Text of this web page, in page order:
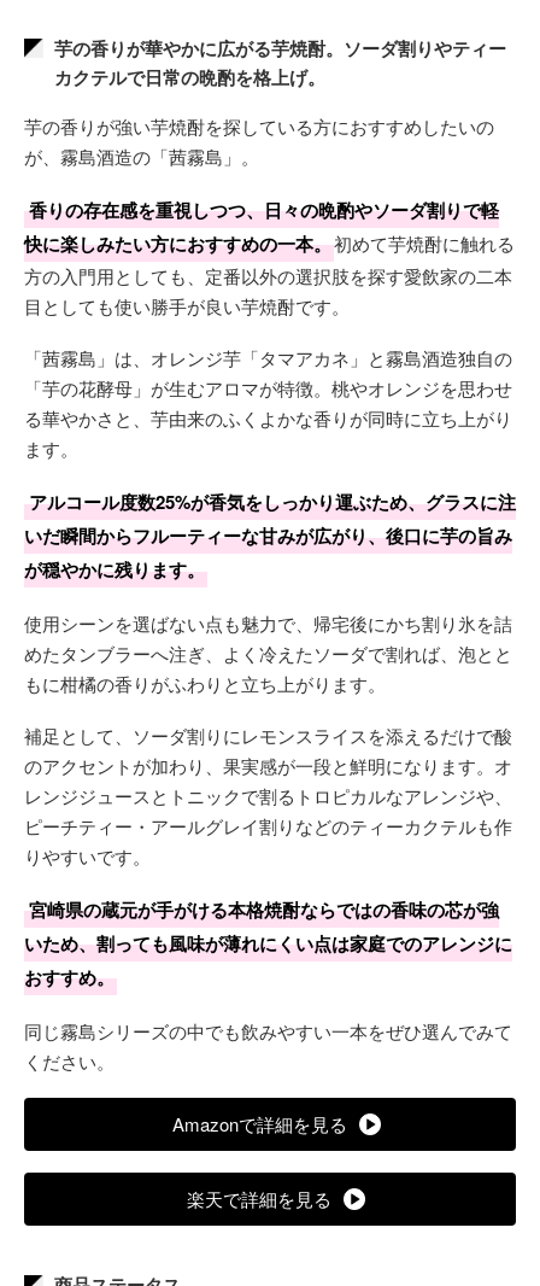
芋の香りが華やかに広がる芋焼酎。ソーダ割りやティー
カクテルで日常の晩酌を格上げ。
芋の香りが強い芋焼酎を探している方におすすめしたいの
が、霧島酒造の「茜霧島」。
香りの存在感を重視しつつ、日々の晩酌やソーダ割りで軽
快に楽しみたい方におすすめの一本。初めて芋焼酎に触れる
方の入門用としても、定番以外の選択肢を探す愛飲家の二本
目としても使い勝手が良い芋焼酎です。
「茜霧島」は、オレンジ芋「タマアカネ」と霧島酒造独自の
「芋の花酵母」が生むアロマが特徴。桃やオレンジを思わせ
る華やかさと、芋由来のふくよかな香りが同時に立ち上がり
ます。
アルコール度数25%が香気をしっかり運ぶため、グラスに注
いだ瞬間からフルーティーな甘みが広がり、後口に芋の旨み
が穏やかに残ります。
使用シーンを選ばない点も魅力で、帰宅後にかち割り氷を詰
めたタンブラーへ注ぎ、よく冷えたソーダで割れば、泡とと
もに柑橘の香りがふわりと立ち上がります。
補足として、ソーダ割りにレモンスライスを添えるだけで酸
のアクセントが加わり、果実感が一段と鮮明になります。オ
レンジジュースとトニックで割るトロピカルなアレンジや、
ピーチティー・アールグレイ割りなどのティーカクテルも作
りやすいです。
宮崎県の蔵元が手がける本格焼酎ならではの香味の芯が強
いため、割っても風味が薄れにくい点は家庭でのアレンジに
おすすめ。
同じ霧島シリーズの中でも飲みやすい一本をぜひ選んでみて
ください。
Amazonで詳細を見る
楽天で詳細を見る